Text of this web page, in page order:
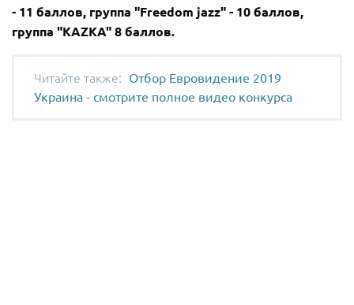
- 11 баллов, группа "Freedom jazz" - 10 баллов,
группа "KAZKA" 8 баллов.
Отбор Евровидение 2019
Украина - смотрите полное видео конкурса